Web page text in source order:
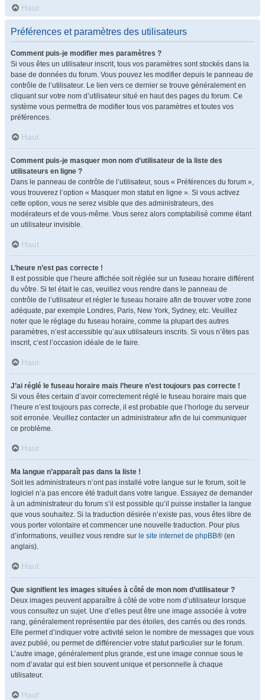
Haut
Préférences et paramètres des utilisateurs
Comment puis-je modifier mes paramètres ?
Si vous êtes un utilisateur inscrit, tous vos paramètres sont stockés dans la
base de données du forum. Vous pouvez les modifier depuis le panneau de
contrôle de l’utilisateur. Le lien vers ce dernier se trouve généralement en
cliquant sur votre nom d’utilisateur situé en haut des pages du forum. Ce
système vous permettra de modifier tous vos paramètres et toutes vos
préférences.
Haut
Comment puis-je masquer mon nom d’utilisateur de la liste des
utilisateurs en ligne ?
Dans le panneau de contrôle de l’utilisateur, sous « Préférences du forum »,
vous trouverez l’option « Masquer mon statut en ligne ». Si vous activez
cette option, vous ne serez visible que des administrateurs, des
modérateurs et de vous-même. Vous serez alors comptabilisé comme étant
un utilisateur invisible.
Haut
L’heure n’est pas correcte !
Il est possible que l’heure affichée soit réglée sur un fuseau horaire différent
du vôtre. Si tel était le cas, veuillez vous rendre dans le panneau de
contrôle de l’utilisateur et régler le fuseau horaire afin de trouver votre zone
adéquate, par exemple Londres, Paris, New York, Sydney, etc. Veuillez
noter que le réglage du fuseau horaire, comme la plupart des autres
paramètres, n’est accessible qu’aux utilisateurs inscrits. Si vous n’êtes pas
inscrit, c’est l’occasion idéale de le faire.
Haut
J’ai réglé le fuseau horaire mais l’heure n’est toujours pas correcte !
Si vous êtes certain d’avoir correctement réglé le fuseau horaire mais que
l’heure n’est toujours pas correcte, il est probable que l’horloge du serveur
soit erronée. Veuillez contacter un administrateur afin de lui communiquer
ce problème.
Haut
Ma langue n’apparaît pas dans la liste !
Soit les administrateurs n’ont pas installé votre langue sur le forum, soit le
logiciel n’a pas encore été traduit dans votre langue. Essayez de demander
à un administrateur du forum s’il est possible qu’il puisse installer la langue
que vous souhaitez. Si la traduction désirée n’existe pas, vous êtes libre de
vous porter volontaire et commencer une nouvelle traduction. Pour plus
d’informations, veuillez vous rendre sur le site internet de phpBB® (en
anglais).
Haut
Que signifient les images situées à côté de mon nom d’utilisateur ?
Deux images peuvent apparaître à côté de votre nom d’utilisateur lorsque
vous consultez un sujet. Une d’elles peut être une image associée à votre
rang, généralement représentée par des étoiles, des carrés ou des ronds.
Elle permet d’indiquer votre activité selon le nombre de messages que vous
avez publié, ou permet de différencier votre statut particulier sur le forum.
L’autre image, généralement plus grande, est une image connue sous le
nom d’avatar qui est bien souvent unique et personnelle à chaque
utilisateur.
Haut